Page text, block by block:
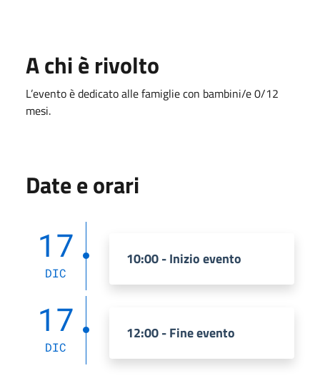
A chi è rivolto
L’evento è dedicato alle famiglie con bambini/e 0/12
mesi.
Date e orari
17
DIC
10:00 - Inizio evento
17
DIC
12:00 - Fine evento